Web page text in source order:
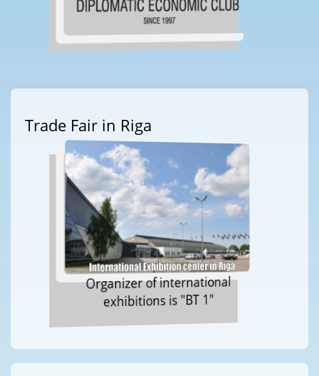
Trade Fair in Riga
Organizer of international
exhibitions is "BT 1"